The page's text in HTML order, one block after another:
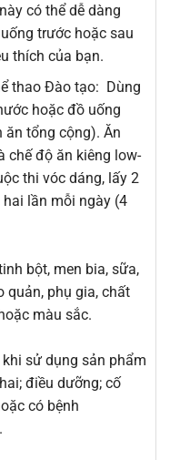
có thể dễ dàng
trước hoặc sau
thích của bạn.
thao Đào tạo: Dùng
hoặc đồ uống
ăn tổng cộng). Ăn
chế độ ăn kiêng low-
thi vóc dáng, lấy 2
lần mỗi ngày (4
bột, men bia, sữa,
quản, phụ gia, chất
màu sắc.
sử dụng sản phẩm
điều dưỡng; cố
có bệnh